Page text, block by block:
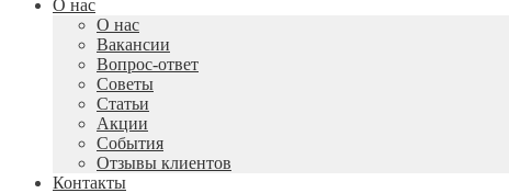
О нас
О нас
Вакансии
Вопрос-ответ
Советы
Статьи
Акции
События
Отзывы клиентов
Контакты